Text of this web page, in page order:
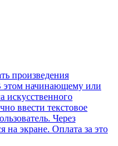
произведения
этом начинающему или
искусственного
ввести текстовое
Через
на экране. Оплата за это